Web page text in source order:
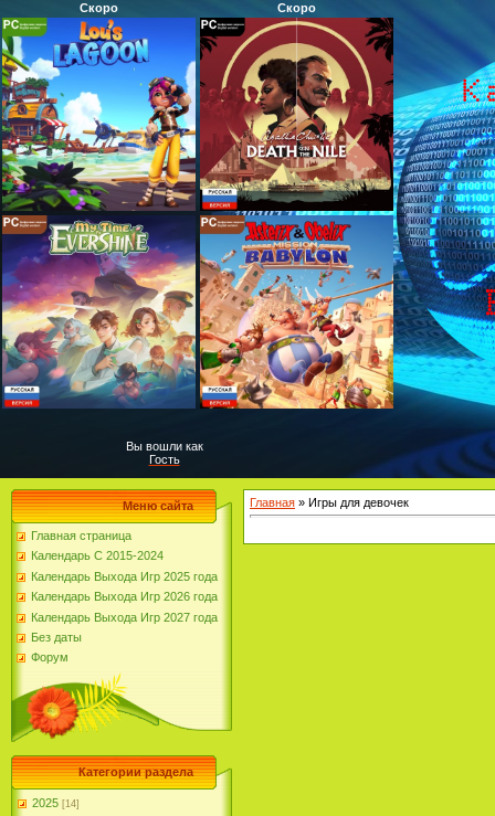
Скоро Скоро
Вы вошли как
Гость
Меню сайта
Главная страница
Календарь С 2015-2024
Календарь Выхода Игр 2025 года
Календарь Выхода Игр 2026 года
Календарь Выхода Игр 2027 года
Без даты
Форум
Категории раздела
2025 [14]
Главная » Игры для девочек